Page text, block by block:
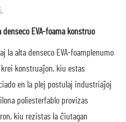
EVA-foama konstruo
la alta denseco EVA-foamplenumo
konstruaĵon, kiu estas
en la plej postulaj industriaĵoj
poliesterfablo provizas
kiu rezistas la ĉiutagan